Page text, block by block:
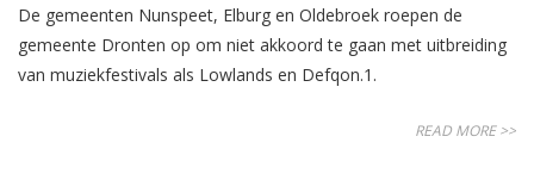
De gemeenten Nunspeet, Elburg en Oldebroek roepen de
gemeente Dronten op om niet akkoord te gaan met uitbreiding
van muziekfestivals als Lowlands en Defqon.1.
READ MORE >>